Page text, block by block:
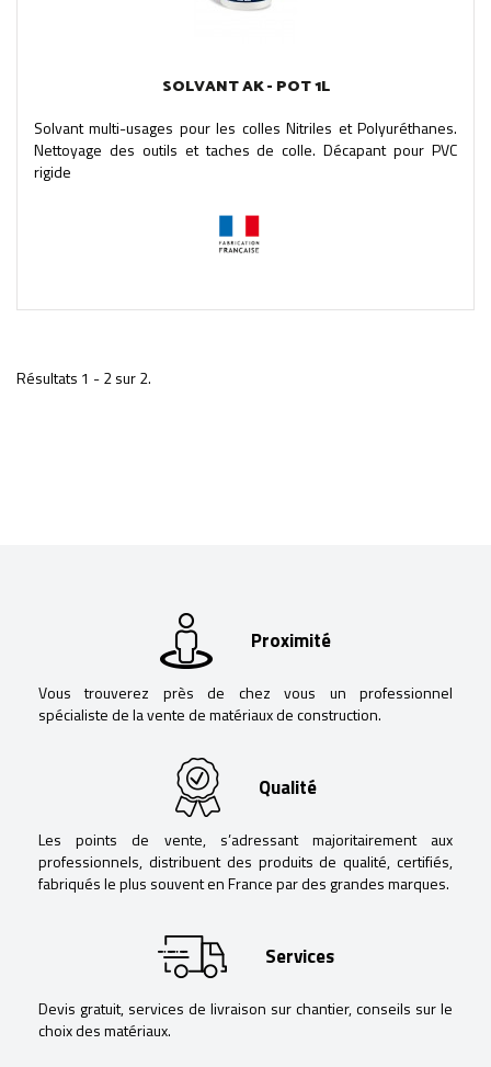
SOLVANT AK - POT 1L
Solvant multi-usages pour les colles Nitriles et Polyuréthanes.
Nettoyage des outils et taches de colle. Décapant pour PVC
rigide
Résultats 1 - 2 sur 2.
Proximité
Vous trouverez près de chez vous un professionnel
spécialiste de la vente de matériaux de construction.
Qualité
Les points de vente, s’adressant majoritairement aux
professionnels, distribuent des produits de qualité, certifiés,
fabriqués le plus souvent en France par des grandes marques.
Services
Devis gratuit, services de livraison sur chantier, conseils sur le
choix des matériaux.